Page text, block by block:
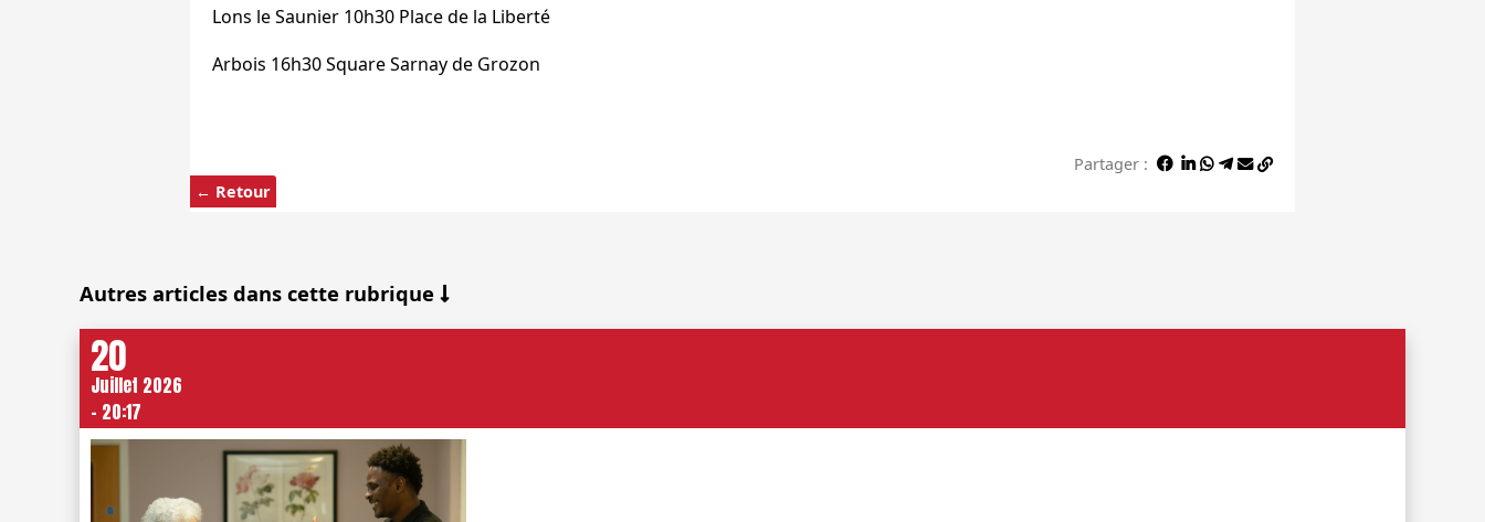
← Retour
Lons le Saunier 10h30 Place de la Liberté
Arbois 16h30 Square Sarnay de Grozon
Partager :
Autres articles dans cette rubrique
20
Juillet 2026
- 20:17